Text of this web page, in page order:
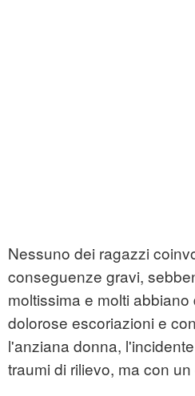
Nessuno dei ragazzi
conseguenze gravi,
moltissima e molti
dolorose escoriazioni e
l'anziana donna,
traumi di rilievo, ma con